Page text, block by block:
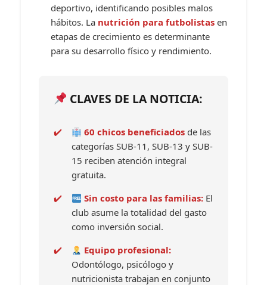
deportivo, identificando posibles malos
hábitos. La nutrición para futbolistas en
etapas de crecimiento es determinante
para su desarrollo físico y rendimiento.
CLAVES DE LA NOTICIA:
60 chicos beneficiados de las
categorías SUB-11, SUB-13 y SUB-
15 reciben atención integral
gratuita.
Sin costo para las familias: El
club asume la totalidad del gasto
como inversión social.
Equipo profesional:
Odontólogo, psicólogo y
nutricionista trabajan en conjunto